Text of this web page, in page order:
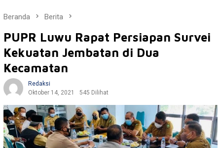
Beranda Berita
PUPR Luwu Rapat Persiapan Survei
Kekuatan Jembatan di Dua
Kecamatan
Redaksi
Oktober 14, 2021
545 Dilihat